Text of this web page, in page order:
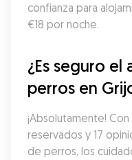
confianza para
€18 por noche.
¿Es seguro
perros en
¡Absolutamente!
reservados y 17
de perros, los